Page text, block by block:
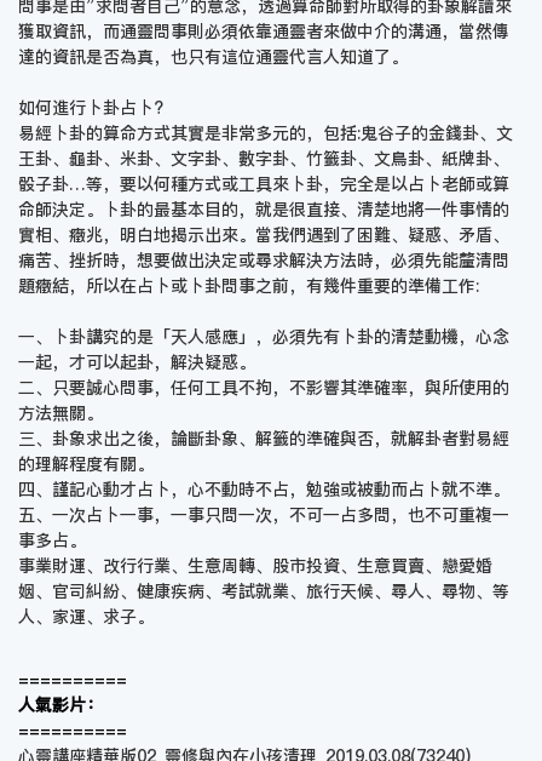
問事是由”求問者自己”的意念，透過算命師對所取得的卦象解讀來
獲取資訊，而通靈問事則必須依靠通靈者來做中介的溝通，當然傳
達的資訊是否為真，也只有這位通靈代言人知道了。
如何進行卜卦占卜?
易經卜卦的算命方式其實是非常多元的，包括:鬼谷子的金錢卦、文
王卦、龜卦、米卦、文字卦、數字卦、竹籤卦、文鳥卦、紙牌卦、
骰子卦…等，要以何種方式或工具來卜卦，完全是以占卜老師或算
命師決定。卜卦的最基本目的，就是很直接、清楚地將一件事情的
實相、癥兆，明白地揭示出來。當我們遇到了困難、疑惑、矛盾、
痛苦、挫折時，想要做出決定或尋求解決方法時，必須先能釐清問
題癥結，所以在占卜或卜卦問事之前，有幾件重要的準備工作:
一、卜卦講究的是「天人感應」，必須先有卜卦的清楚動機，心念
一起，才可以起卦，解決疑惑。
二、只要誠心問事，任何工具不拘，不影響其準確率，與所使用的
方法無關。
三、卦象求出之後，論斷卦象、解籤的準確與否，就解卦者對易經
的理解程度有關。
四、謹記心動才占卜，心不動時不占，勉強或被動而占卜就不準。
五、一次占卜一事，一事只問一次，不可一占多問，也不可重複一
事多占。
事業財運、改行行業、生意周轉、股市投資、生意買賣、戀愛婚
姻、官司糾紛、健康疾病、考試就業、旅行天候、尋人、尋物、等
人、家運、求子。
==========
人氣影片：
==========
心靈講座精華版02_靈修與內在小孩清理_2019.03.08(73240)